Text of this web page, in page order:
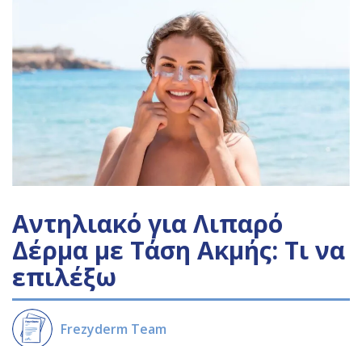
Αντηλιακό για Λιπαρό
Δέρμα με Τάση Ακμής: Τι να
επιλέξω
Frezyderm Team